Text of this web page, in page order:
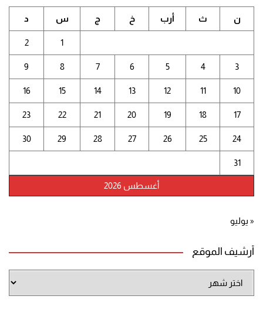
أغسطس 2026
ن ث أرب خ ج س د
1
2
3
4
5
6
7
8
9
10
11
12
13
14
15
16
17
18
19
20
21
22
23
24
25
26
27
28
29
30
31
« يوليو
أرشيف الموقع
الموقع